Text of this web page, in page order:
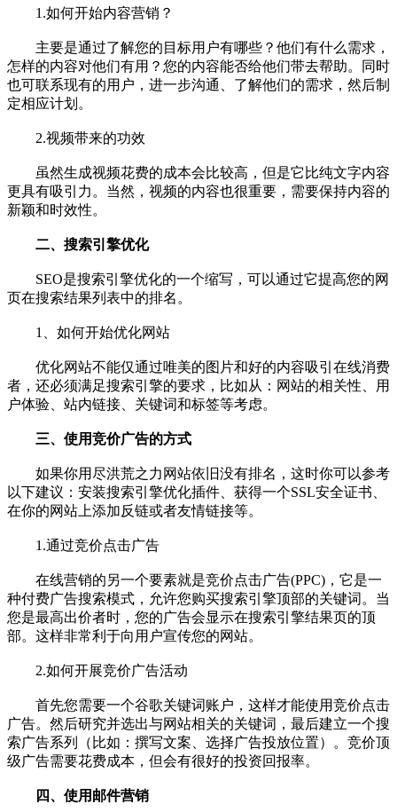
1.如何开始内容营销？
主要是通过了解您的目标用户有哪些？他们有什么需求，
怎样的内容对他们有用？您的内容能否给他们带去帮助。同时
也可联系现有的用户，进一步沟通、了解他们的需求，然后制
定相应计划。
2.视频带来的功效
虽然生成视频花费的成本会比较高，但是它比纯文字内容
更具有吸引力。当然，视频的内容也很重要，需要保持内容的
新颖和时效性。
二、搜索引擎优化
SEO是搜索引擎优化的一个缩写，可以通过它提高您的网
页在搜索结果列表中的排名。
1、如何开始优化网站
优化网站不能仅通过唯美的图片和好的内容吸引在线消费
者，还必须满足搜索引擎的要求，比如从：网站的相关性、用
户体验、站内链接、关键词和标签等考虑。
三、使用竞价广告的方式
如果你用尽洪荒之力网站依旧没有排名，这时你可以参考
以下建议：安装搜索引擎优化插件、获得一个SSL安全证书、
在你的网站上添加反链或者友情链接等。
1.通过竞价点击广告
在线营销的另一个要素就是竞价点击广告(PPC)，它是一
种付费广告搜索模式，允许您购买搜索引擎顶部的关键词。当
您是最高出价者时，您的广告会显示在搜索引擎结果页的顶
部。这样非常利于向用户宣传您的网站。
2.如何开展竞价广告活动
首先您需要一个谷歌关键词账户，这样才能使用竞价点击
广告。然后研究并选出与网站相关的关键词，最后建立一个搜
索广告系列（比如：撰写文案、选择广告投放位置）。竞价顶
级广告需要花费成本，但会有很好的投资回报率。
四、使用邮件营销